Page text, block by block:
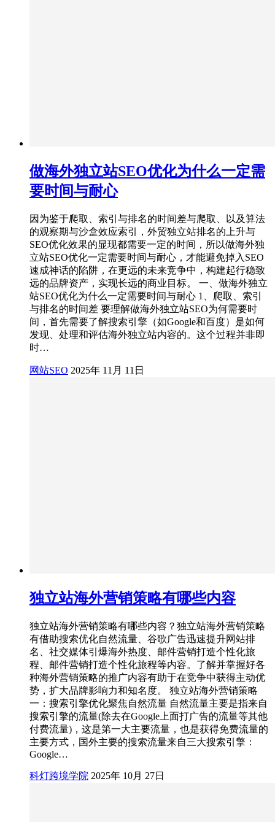
做海外独立站SEO优化为什么一定需
要时间与耐心
因为鉴于爬取、索引与排名的时间差与爬取、以及算法
的观察期与沙盒效应索引，外贸独立站排名的上升与
SEO优化效果的显现都需要一定的时间，所以做海外独
立站SEO优化一定需要时间与耐心，才能避免掉入SEO
速成神话的陷阱，在更远的未来竞争中，构建起行稳致
远的品牌资产，实现长远的商业目标。 一、做海外独立
站SEO优化为什么一定需要时间与耐心 1、爬取、索引
与排名的时间差 要理解做海外独立站SEO为何需要时
间，首先需要了解搜索引擎（如Google和百度）是如何
发现、处理和评估海外独立站内容的。这个过程并非即
时…
网站SEO 2025年 11月 11日
独立站海外营销策略有哪些内容
独立站海外营销策略有哪些内容？独立站海外营销策略
有借助搜索优化自然流量、谷歌广告迅速提升网站排
名、社交媒体引爆海外热度、邮件营销打造个性化旅
程、邮件营销打造个性化旅程等内容。了解并掌握好各
种海外营销策略的推广内容有助于在竞争中获得主动优
势，扩大品牌影响力和知名度。 独立站海外营销策略
一：搜索引擎优化聚焦自然流量 自然流量主要是指来自
搜索引擎的流量(除去在Google上面打广告的流量等其他
付费流量)，这是第一大主要流量，也是获得免费流量的
主要方式，国外主要的搜索流量来自三大搜索引擎：
Google…
科灯跨境学院 2025年 10月 27日